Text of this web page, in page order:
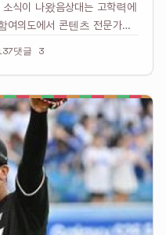
식이 나왔음상대는 고학력에
의도에서 콘텐츠 전문가로
댓글 3